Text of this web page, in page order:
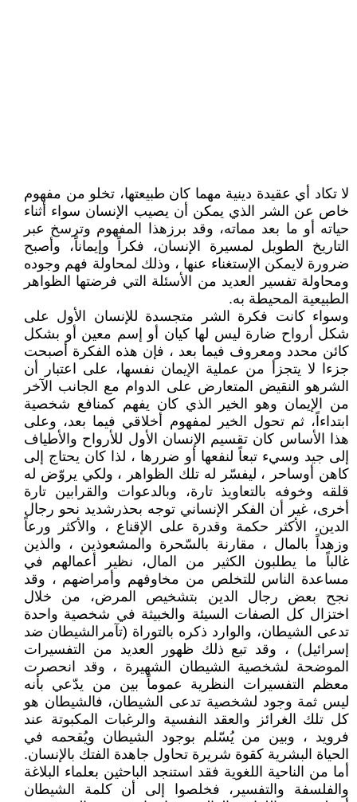
لا تكاد أي عقيدة دينية مهما كان طبيعتها، تخلو من مفهوم
خاص عن الشر الذي يمكن أن يصيب الإنسان سواء أثناء
حياته أو ما بعد مماته، وقد برزهذا المفهوم وترسخ عبر
التاريخ الطويل لمسيرة الإنسان، فكراً وإيماناً، وأصبح
ضرورة لايمكن الإستغناء عنها ، وذلك لمحاولة فهم وجوده
ومحاولة تفسير العديد من الأسئلة التي فرضتها الظواهر
الطبيعية المحيطة به.
وسواء كانت فكرة الشر متجسدة للإنسان الأول على
شكل أرواح ضارة ليس لها كيان أو إسم معين أو بشكل
كائن محدد ومعروف فيما بعد ، فإن هذه الفكرة أصبحت
جزءا لا يتجزأ من عملية الإيمان نفسها، على اعتبار أن
الشرهو النقيض المتعارض على الدوام مع الجانب الآخر
من الإيمان وهو الخير الذي كان يفهم كمنافع شخصية
ابتداءاً، ثم تحول الخير لمفهوم أخلاقي فيما بعد، وعلى
هذا الأساس كان تقسيم الإنسان الأول للأرواح والأطياف
إلى جيد وسيء تبعاً لنفعها أو ضررها ، لذا كان يحتاج إلى
كاهن أوساحر ، ليفسّر له تلك الظواهر ، ولكي يروّض له
قلقه وخوفه بالتعاويذ تارة، وبالدعوات والقرابين تارة
أخرى، غير أن الفكر الإنساني توجه بحذرشديد نحو رجال
الدين، الأكثر حكمة وقدرة على الإقناع ، والأكثر ورعاً
وزهداً بالمال ، مقارنة بالسّحرة والمشعوذين ، والذين
غالباً ما يطلبون الكثير من المال، نظير أعمالهم في
مساعدة الناس للتخلص من مخاوفهم وأمراضهم ، وقد
نجح بعض رجال الدين بتشخيص المرض، من خلال
اختزال كل الصفات السيئة والخبيثة في شخصية واحدة
تدعى الشيطان، والوارد ذكره بالتوراة (تآمرالشيطان ضد
إسرائيل) ، وقد تبع ذلك ظهور العديد من التفسيرات
الموضحة لشخصية الشيطان الشهيرة ، وقد انحصرت
معظم التفسيرات النظرية عموماً بين من يدّعي بأنه
ليس ثمة وجود لشخصية تدعى الشيطان، فالشيطان هو
كل تلك الغرائز والعقد النفسية والرغبات المكبوتة عند
فرويد ، وبين من يُسّلم بوجود الشيطان ويُقحمه في
الحياة البشرية كقوة شريرة تحاول جاهدة الفتك بالإنسان.
أما من الناحية اللغوية فقد استنجد الباحثين بعلماء البلاغة
والفلسفة والتفسير، فخلصوا إلى أن كلمة الشيطان